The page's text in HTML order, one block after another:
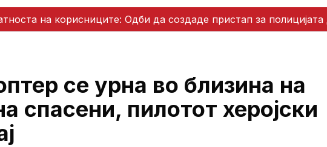
на корисниците: Одби да создаде пристап за
се урна во близина на
спасени, пилотот херојски